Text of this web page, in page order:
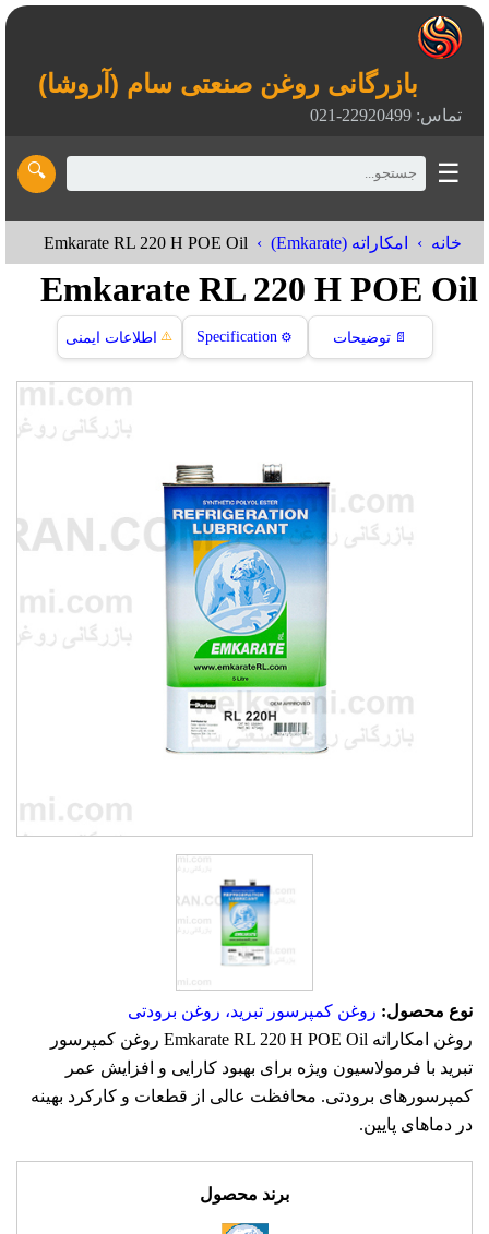
بازرگانی روغن صنعتی سام (آروشا)
تماس: 22920499-021
☰
🔍
خانه امکاراته (Emkarate) Emkarate RL 220 H POE Oil
Emkarate RL 220 H POE Oil
📄 توضیحات ⚙️
Specification
⚠️ اطلاعات ایمنی
نوع محصول: روغن کمپرسور تبرید، روغن برودتی
روغن امکاراته Emkarate RL 220 H POE Oil روغن کمپرسور
تبرید با فرمولاسیون ویژه برای بهبود کارایی و افزایش عمر
کمپرسورهای برودتی. محافظت عالی از قطعات و کارکرد بهینه
در دماهای پایین.
برند محصول